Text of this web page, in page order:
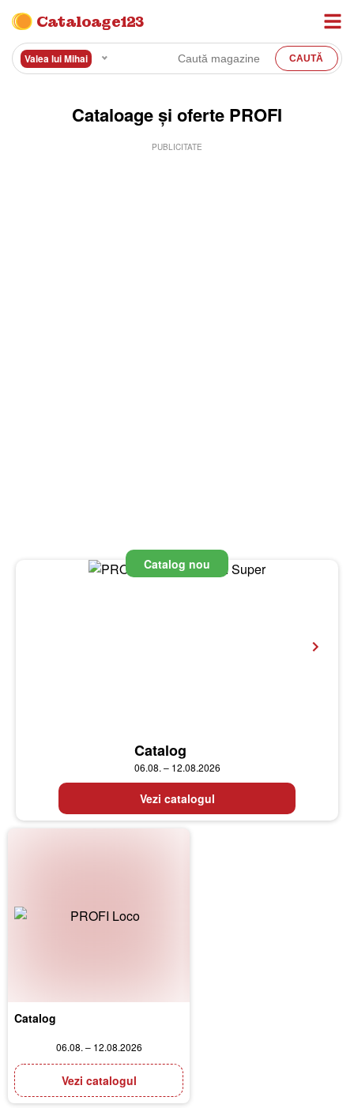
Cataloage123
Valea lui Mihai
Cataloage și oferte PROFI
PUBLICITATE
Catalog nou
Catalog
06.08. – 12.08.2026
Vezi catalogul
Catalog
06.08. – 12.08.2026
Vezi catalogul